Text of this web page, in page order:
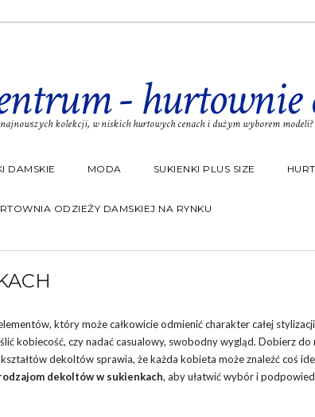
- hurtownie
kolekcji, w niskich hurtowych cenach i dużym wyborem
DAMSKIE MODA SUKIENKI PLUS SIZE
ODZIEŻY DAMSKIEJ NA RYNKU
który może całkowicie odmienić charakter całej
kobiecość, czy nadać casualowy, swobodny wygląd. Dobierz do
dekoltów sprawia, że każda kobieta może znaleźć coś
dekoltów w sukienkach, aby ułatwić wybór i